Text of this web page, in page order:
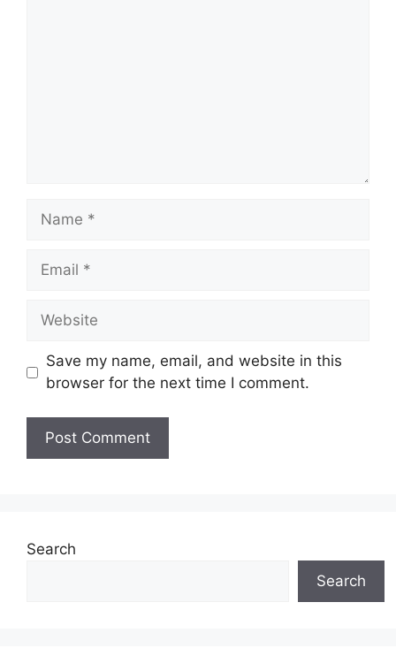
Name
Email
Website
Save my name, email, and website in this
browser for the next time I comment.
Search
Search